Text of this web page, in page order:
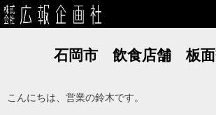
石岡市 飲食店舗 板
こんにちは、営業の鈴木です。